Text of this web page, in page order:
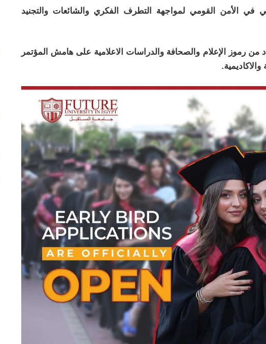
في الأمن القومي لمواجهة التطرف الفكري والشائعات والتجنيد
من رموز الإعلام والصحافة والدراسات الاعلامية على هامش المؤتمر